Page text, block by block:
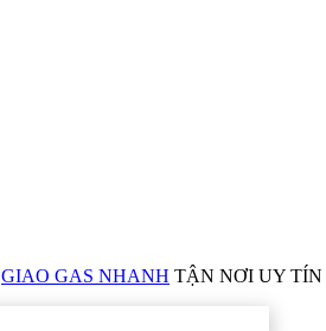
GIAO GAS NHANH TẬN NƠI UY